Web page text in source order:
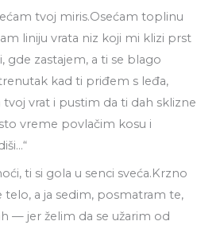
tvoj miris.Osećam toplinu
liniju vrata niz koji mi klizi prst
zastajem, a ti se blago
kad ti priđem s leđa,
vrat i pustim da ti dah sklizne
vreme povlačim kosu i
ti si gola u senci sveća.Krzno
a ja sedim, posmatram te,
— jer želim da se užarim od